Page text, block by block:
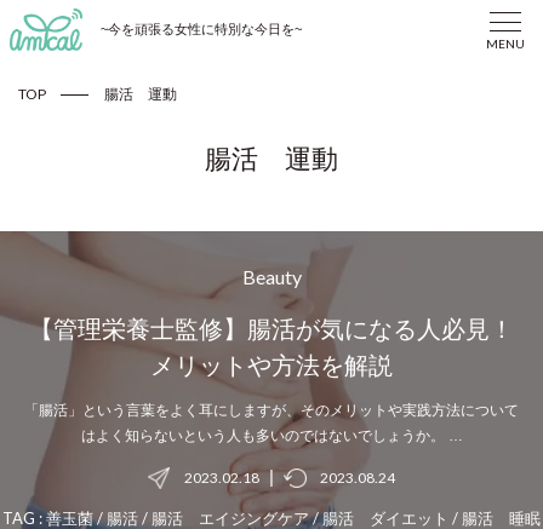
~今を頑張る女性に特別な今日を~
MENU
TOP 腸活 運動
腸活 運動
Beauty
【管理栄養士監修】腸活が気になる人必見！
メリットや方法を解説
「腸活」という言葉をよく耳にしますが、そのメリットや実践方法について
はよく知らないという人も多いのではないでしょうか。 …
2023.02.18 | 2023.08.24
TAG :善玉菌/ 腸活/ 腸活 エイジングケア/腸活 ダイエット / 腸活 睡眠